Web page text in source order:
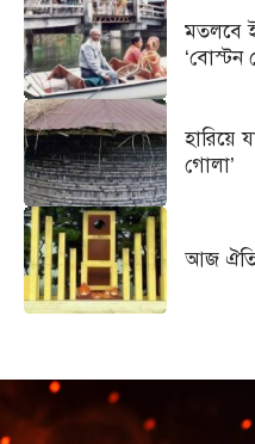
মতলবে
‘বোস্টন
হারিয়ে
গোলা’
আজ